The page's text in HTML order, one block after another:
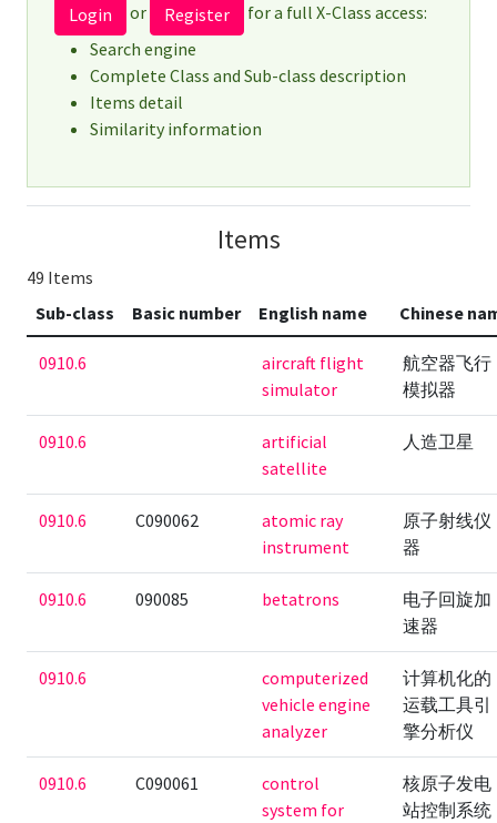
Login or Register
for a full X-Class access:
Search engine
Complete Class and Sub-class description
Items detail
Similarity information
Items
49 Items
Sub-class
Basic number English name Chinese
0910.6
aircraft flight
simulator
航空器飞行
模拟器
0910.6
artificial
satellite
人造卫星
0910.6 C090062
atomic ray
instrument
原子射线仪
器
0910.6 090085 betatrons
电子回旋加
速器
0910.6
computerized
vehicle engine
analyzer
计算机化的
运载工具引
擎分析仪
0910.6 C090061
control
system for
核原子发电
站控制系统